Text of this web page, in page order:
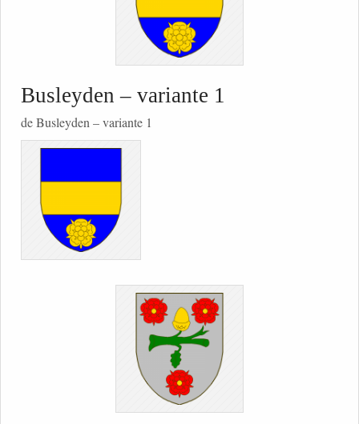
Busleyden – variante 1
de Busleyden – variante 1